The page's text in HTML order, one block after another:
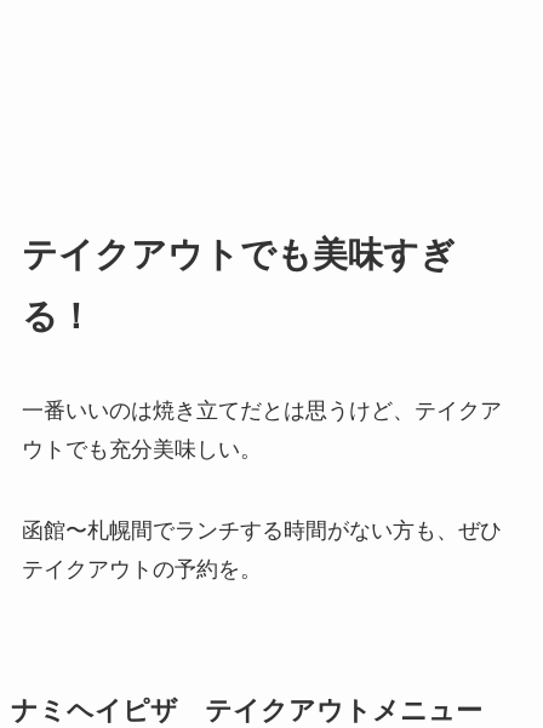
テイクアウトでも美味すぎ
る！
一番いいのは焼き立てだとは思うけど、テイクア
ウトでも充分美味しい。
函館〜札幌間でランチする時間がない方も、ぜひ
テイクアウトの予約を。
ナミヘイピザ テイクアウトメニュー